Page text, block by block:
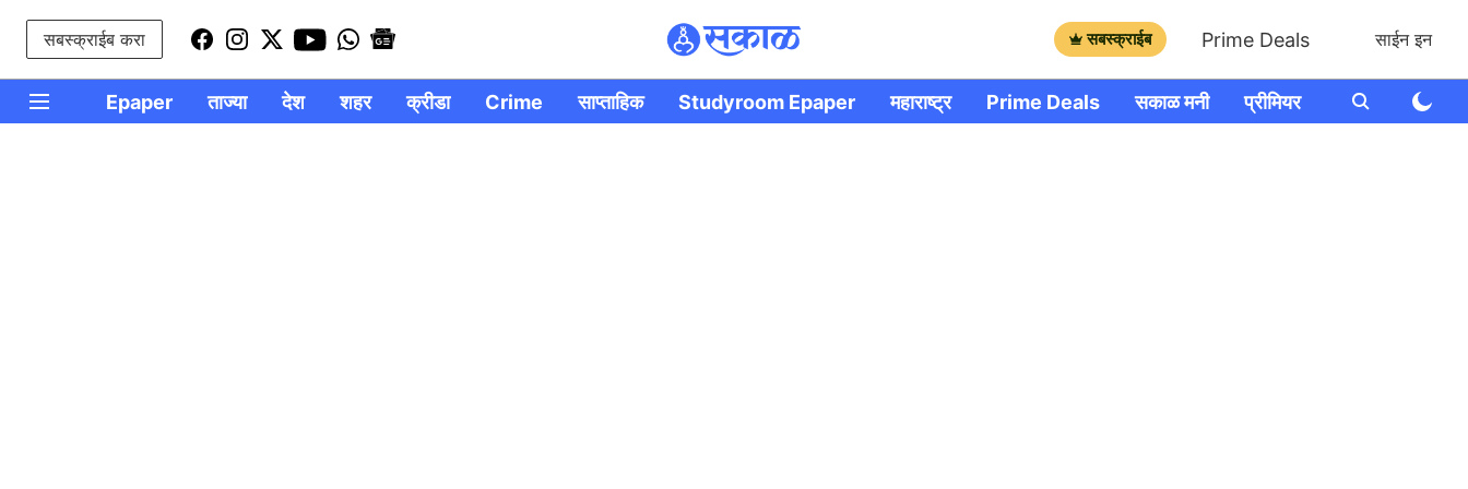
सबस्क्राईब करा सबस्क्राईब Prime Deals साईन इन
Epaper ताज्या देश शहर क्रीडा Crime साप्ताहिक Studyroom Epaper महाराष्ट्र Prime Deals सकाळ मनी प्रीमियर आणखी राशी